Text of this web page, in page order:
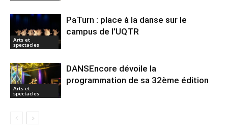
Arts et
spectacles
PaTurn : place à la danse sur le
campus de l’UQTR
Arts et
spectacles
DANSEncore dévoile la
programmation de sa 32ème édition